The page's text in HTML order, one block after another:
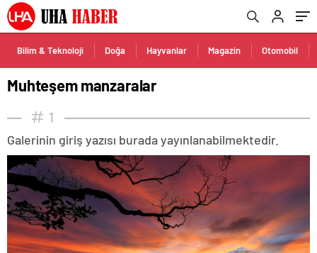
Bilim & Teknoloji Doğa Hayvanlar Magazin Otomobil
Muhteşem manzaralar
1
Galerinin giriş yazısı burada yayınlanabilmektedir.